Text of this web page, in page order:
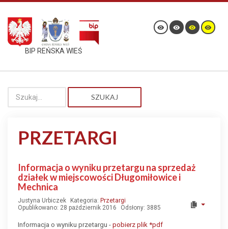
BIP REŃSKA WIEŚ
SZUKAJ
PRZETARGI
Informacja o wyniku przetargu na sprzedaż
działek w miejscowości Długomiłowice i
Mechnica
Justyna Urbiczek Kategoria: Przetargi
Opublikowano: 28 październik 2016
Odsłony: 3885
Informacja o wyniku przetargu - pobierz plik *pdf